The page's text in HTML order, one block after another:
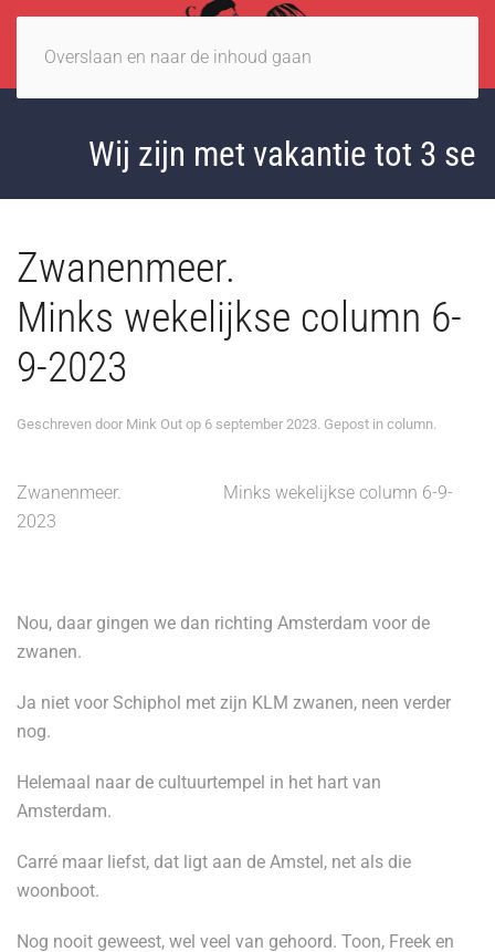
Overslaan en naar de inhoud gaan
Wij zijn met vakantie tot 3
Zwanenmeer.
Minks wekelijkse column 6-
9-2023
Geschreven door Mink Out op 6 september 2023. Gepost in column.
Zwanenmeer. Minks wekelijkse column 6-9-
2023
Nou, daar gingen we dan richting Amsterdam voor de
zwanen.
Ja niet voor Schiphol met zijn KLM zwanen, neen verder
nog.
Helemaal naar de cultuurtempel in het hart van
Amsterdam.
Carré maar liefst, dat ligt aan de Amstel, net als die
woonboot.
Nog nooit geweest, wel veel van gehoord. Toon, Freek en